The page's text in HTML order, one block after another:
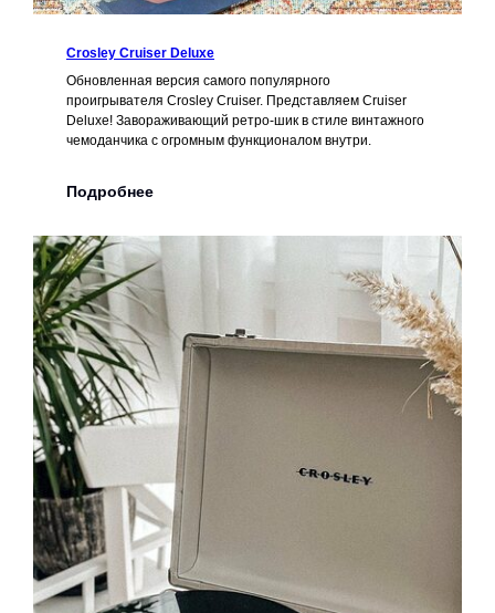
Crosley Cruiser Deluxe
Обновленная версия самого популярного
проигрывателя Crosley Cruiser. Представляем Cruiser
Deluxe! Завораживающий ретро-шик в стиле винтажного
чемоданчика с огромным функционалом внутри.
Подробнее